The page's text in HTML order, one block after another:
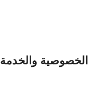
الخصوصية والخدمة